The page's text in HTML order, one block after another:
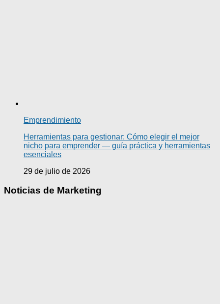
Emprendimiento
Herramientas para gestionar: Cómo elegir el mejor
nicho para emprender — guía práctica y herramientas
esenciales
29 de julio de 2026
Noticias de Marketing